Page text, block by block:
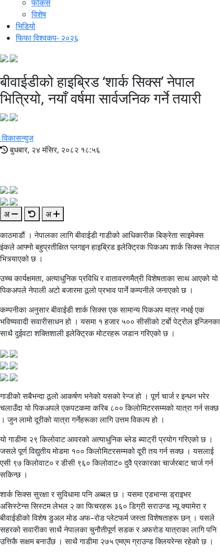
फोकस
विशेष
भिडियो
फिफा विश्वकप- २०२६
बीवाईडीको हाइब्रिड ‘शार्क सिक्स’ नेपाल
भित्रियो, नयाँ वर्षमा सार्वजनिक गर्ने तयारी
विकासन्युज
बुधबार, २४ मंसिर, २०८२ १८:५६
अ
अ
काठमाडौं । नेपालका लागि बीवाईडी गाडीको आधिकारीक बिक्रेता साइमेक्स
इंकले आफ्नो बहुप्रतीक्षित प्लगइन हाइब्रिड इलेक्ट्रिक पिकअप शार्क सिक्स नेपाल
भित्र्याएको छ ।
उच्च कार्यक्षमता, अत्याधुनिक प्रविधि र वातावरणमैत्री विशेषताका साथ आएको यो
पिकअपले नेपाली अटो बजारमा ठूलो प्रभाव पार्ने कम्पनीले जनाएको छ ।
कम्पनीका अनुसार बीवाईडी शार्क सिक्स एक सामान्य पिकअप मात्र नभई एक
भविष्यवादी सवारीसाधन हो । यसमा १ हजार ५०० सीसीको टर्बो पेट्रोल इन्जिनका
साथै दुईवटा शक्तिशाली इलेक्ट्रिक मोटरहरू जडान गरिएको छ ।
गाडीको सबैभन्दा ठूलो आकर्षण भनेको यसको रेन्ज हो । पूर्ण चार्ज र इन्धन भरेर
चलाउँदा यो पिकअपले एकपटकमा करिब ८०० किलोमिटरसम्मको यात्रा गर्न सक्छ
। जुन लामो दूरीको यात्रा गर्नेहरूका लागि उत्तम विकल्प हो ।
यो गाडीमा २९ किलोवाट आवरको अत्याधुनिक ब्लेड ब्याट्री प्रयोग गरिएको छ ।
जसले पूर्ण विद्युतीय मोडमा १०० किलोमिटरसम्मको दूरी तय गर्न सक्छ । यसलाई
एसी ९७ किलोवाट० र डीसी ९६० किलोवाट० दुवै प्रकारका चार्जरबाट चार्ज गर्न
सकिन्छ ।
शार्क सिक्स सुरक्षा र सुविधामा पनि अब्बल छ । यसमा एडभान्स ड्राइभर
असिस्टेन्स सिस्टम लेभल २ का फिचरहरू ३६० डिग्री सराउन्ड भ्यू क्यामेरा र
बीवाईडीको विशेष डुअल मोड अफ–रोड प्लेटफर्म जस्ता विशेषताहरू छन् । यसले
सहरको सवारीका साथै नेपालका चुनौतीपूर्ण सडक र अफरोड यात्राका लागि पनि
उत्तिकै सक्षम बनाउँछ । साथै गाडीमा २७५ एमएम ग्राउन्ड क्लियरेन्स रहेको छ ।